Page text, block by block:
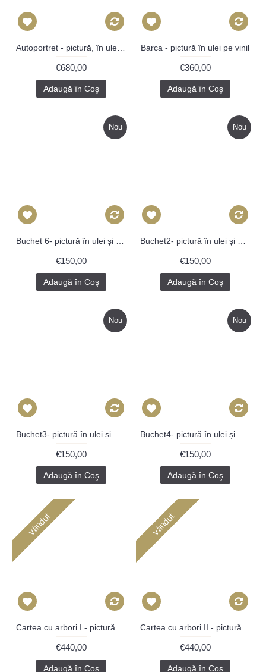
€680,00
Adaugă în Coş
Barca - pictură în ulei pe vinil
€360,00
Adaugă în Coş
Nou
€150,00
Adaugă în Coş
Nou
€150,00
Adaugă în Coş
Nou
€150,00
Adaugă în Coş
Nou
€150,00
Adaugă în Coş
vândut
€440,00
Adaugă în Coş
vândut
€440,00
Adaugă în Coş